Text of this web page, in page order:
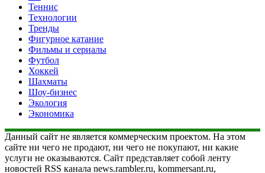
Теннис
Технологии
Тренды
Фигурное катание
Фильмы и сериалы
Футбол
Хоккей
Шахматы
Шоу-бизнес
Экология
Экономика
Данный сайт не является коммерческим проектом. На этом
сайте ни чего не продают, ни чего не покупают, ни какие
услуги не оказываются. Сайт представляет собой ленту
новостей RSS канала news.rambler.ru, kommersant.ru,